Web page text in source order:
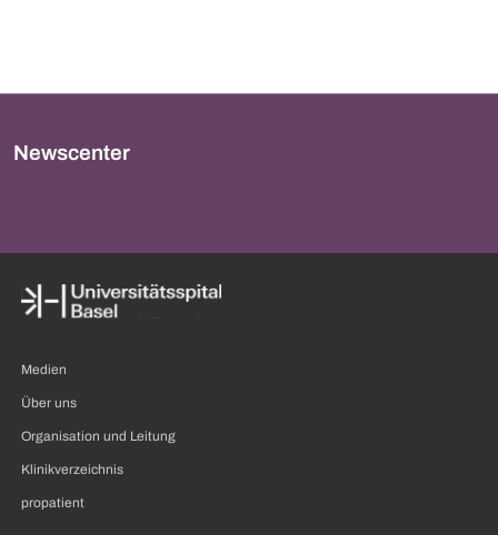
Newscenter
Medien
Über uns
Organisation und Leitung
Klinikverzeichnis
propatient